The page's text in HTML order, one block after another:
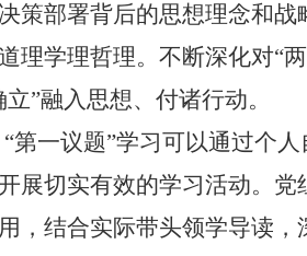
策部署背后的思想理念和
理学理哲理。不断深化对“
”融入思想、付诸行动。
“第一议题”学习可以通过个
展切实有效的学习活动。
，结合实际带头领学导读